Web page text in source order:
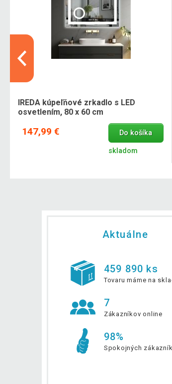
IREDA kúpeľňové zrkadlo s LED
osvetlením, 80 x 60 cm
147,99 € Do košíka
skladom
Aktuálne
459 890 ks
Tovaru máme na
7
Zákazníkov online
98%
Spokojných